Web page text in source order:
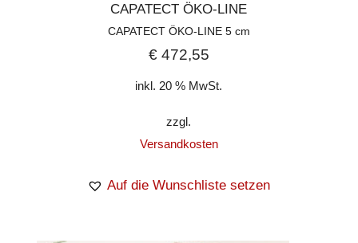
CAPATECT ÖKO-LINE
CAPATECT ÖKO-LINE 5 cm
€472,55
inkl. 20 % MwSt.
zzgl.
Versandkosten
Auf die Wunschliste setzen